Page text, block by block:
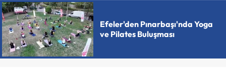
Efeler'den Pınarbaşı'nda Yoga
ve Pilates Buluşması